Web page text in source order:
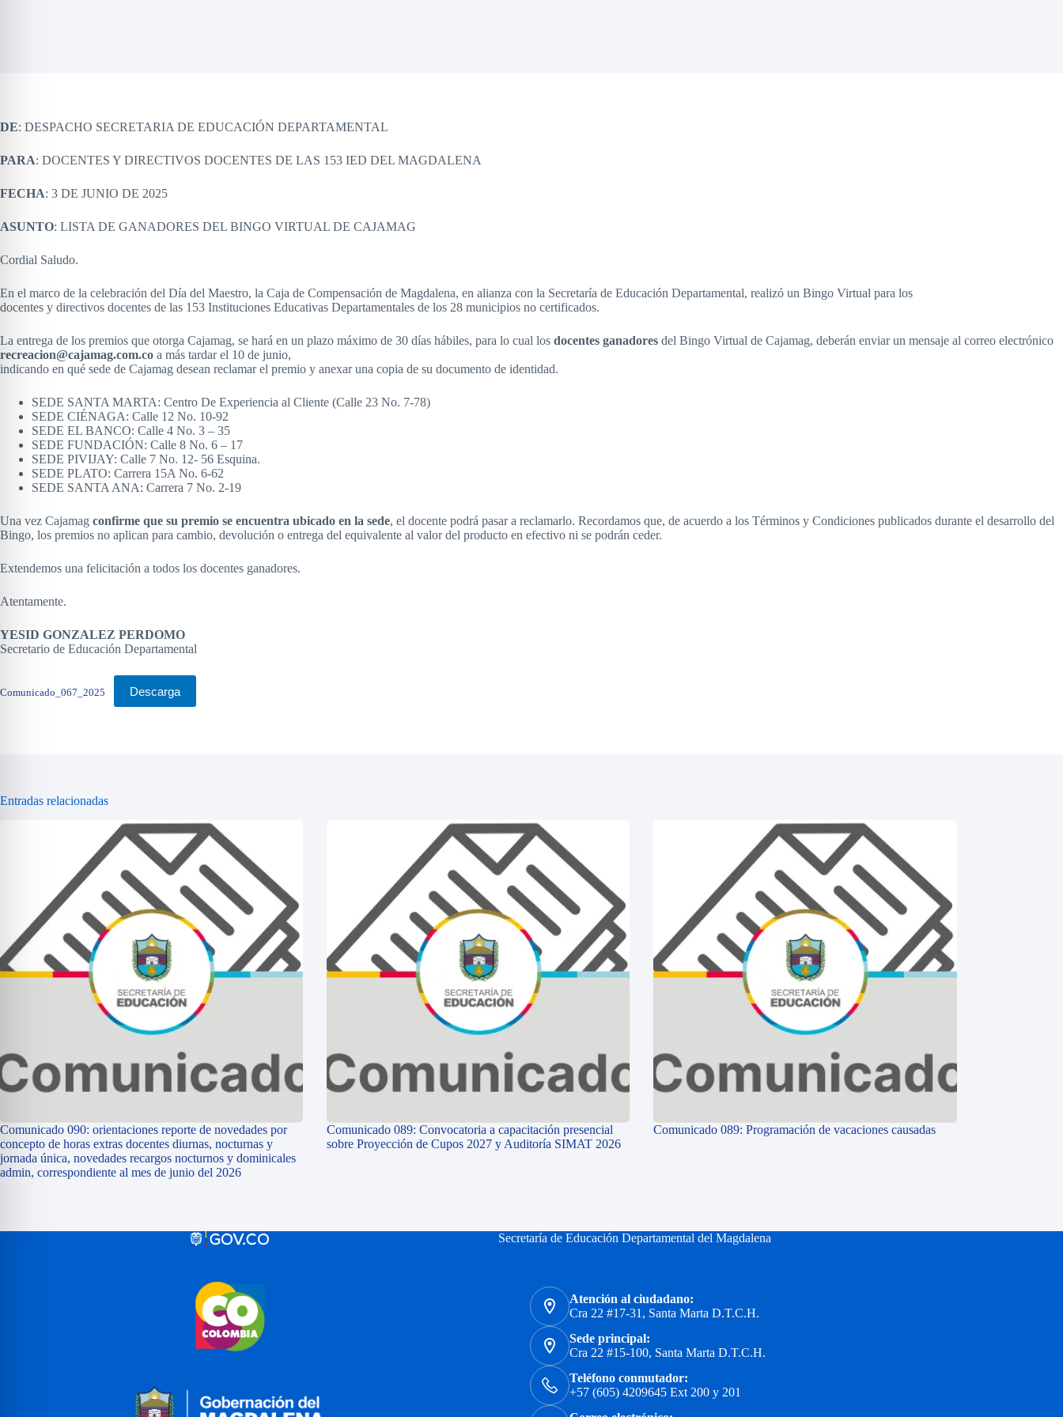
DE: DESPACHO SECRETARIA DE EDUCACIÓN DEPARTAMENTAL
PARA: DOCENTES Y DIRECTIVOS DOCENTES DE LAS 153 IED DEL MAGDALENA
FECHA: 3 DE JUNIO DE 2025
ASUNTO: LISTA DE GANADORES DEL BINGO VIRTUAL DE CAJAMAG
Cordial Saludo.
En el marco de la celebración del Día del Maestro, la Caja de Compensación de Magdalena, en alianza con la Secretaría de Educación Departamental, realizó un Bingo Virtual para los
docentes y directivos docentes de las 153 Instituciones Educativas Departamentales de los 28 municipios no certificados.
La entrega de los premios que otorga Cajamag, se hará en un plazo máximo de 30 días hábiles, para lo cual los docentes ganadores del Bingo Virtual de Cajamag, deberán enviar un mensaje al correo electrónico
recreacion@cajamag.com.co a más tardar el 10 de junio,
indicando en qué sede de Cajamag desean reclamar el premio y anexar una copia de su documento de identidad.
SEDE SANTA MARTA: Centro De Experiencia al Cliente (Calle 23 No. 7-78)
SEDE CIÉNAGA: Calle 12 No. 10-92
SEDE EL BANCO: Calle 4 No. 3 – 35
SEDE FUNDACIÓN: Calle 8 No. 6 – 17
SEDE PIVIJAY: Calle 7 No. 12- 56 Esquina.
SEDE PLATO: Carrera 15A No. 6-62
SEDE SANTA ANA: Carrera 7 No. 2-19
Una vez Cajamag confirme que su premio se encuentra ubicado en la sede, el docente podrá pasar a reclamarlo. Recordamos que, de acuerdo a los Términos y Condiciones publicados durante el desarrollo del
Bingo, los premios no aplican para cambio, devolución o entrega del equivalente al valor del producto en efectivo ni se podrán ceder.
Extendemos una felicitación a todos los docentes ganadores.
Atentamente.
YESID GONZALEZ PERDOMO
Secretario de Educación Departamental
Comunicado_067_2025 Descarga
Entradas relacionadas
Comunicado 090: orientaciones reporte de novedades por
concepto de horas extras docentes diurnas, nocturnas y
jornada única, novedades recargos nocturnos y dominicales
admin, correspondiente al mes de junio del 2026
Comunicado 089: Convocatoria a capacitación presencial
sobre Proyección de Cupos 2027 y Auditoría SIMAT 2026
Comunicado 089: Programación de vacaciones causadas
Secretaría de Educación Departamental del Magdalena
Atención al ciudadano:
Cra 22 #17-31, Santa Marta D.T.C.H.
Sede principal:
Cra 22 #15-100, Santa Marta D.T.C.H.
Teléfono conmutador:
+57 (605) 4209645 Ext 200 y 201